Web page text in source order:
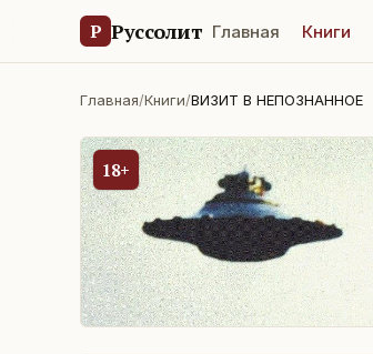
Р Руссолит Главная Книги
Главная/Книги/ВИЗИТ В НЕПОЗНАННОЕ
18+